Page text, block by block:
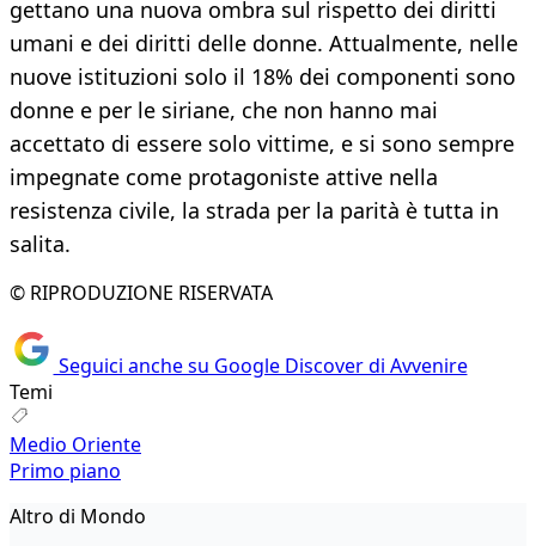
gettano una nuova ombra sul rispetto dei diritti
umani e dei diritti delle donne. Attualmente, nelle
nuove istituzioni solo il 18% dei componenti sono
donne e per le siriane, che non hanno mai
accettato di essere solo vittime, e si sono sempre
impegnate come protagoniste attive nella
resistenza civile, la strada per la parità è tutta in
salita.
© RIPRODUZIONE RISERVATA
Seguici anche su Google Discover di Avvenire
Temi
Medio Oriente
Primo piano
Altro di Mondo